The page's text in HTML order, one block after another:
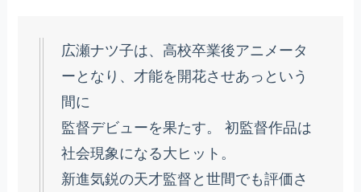
広瀬ナツ子は、高校卒業後アニメータ
ーとなり、才能を開花させあっという
間に
監督デビューを果たす。 初監督作品は
社会現象になる大ヒット。
新進気鋭の天才監督と世間でも評価さ